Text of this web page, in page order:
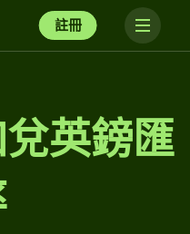
註冊
英鎊匯